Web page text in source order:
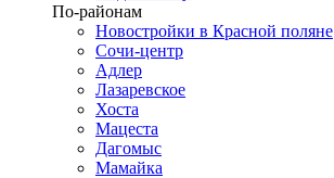
По-районам
Новостройки в Красной поляне
Сочи-центр
Адлер
Лазаревское
Хоста
Мацеста
Дагомыс
Мамайка